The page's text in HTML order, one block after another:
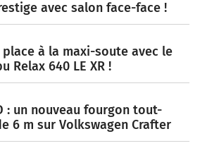
avec salon face-face !
place à la maxi-soute avec le
Relax 640 LE XR !
: un nouveau fourgon tout-
6 m sur Volkswagen Crafter